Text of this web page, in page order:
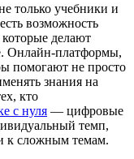
только учебники и
возможность
делают
Онлайн-платформы,
помогают не просто
знания на
кто
с нуля — цифровые
темп,
к сложным темам.